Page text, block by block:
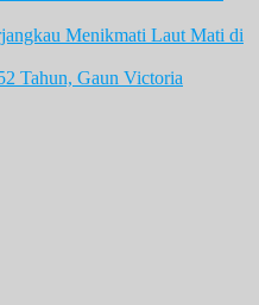
Menikmati Laut Mati di
Tahun, Gaun Victoria